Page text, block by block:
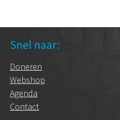
Snel naar:
Doneren
Webshop
Agenda
Contact